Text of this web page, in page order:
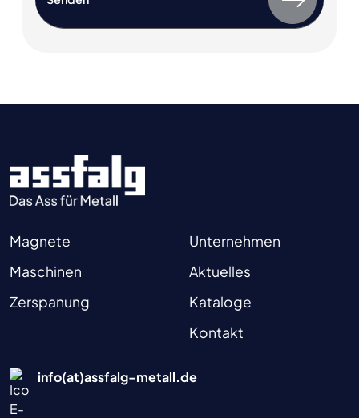
Magnete
Maschinen
Zerspanung
Unternehmen
Aktuelles
Kataloge
Kontakt
info(at)assfalg-metall.de